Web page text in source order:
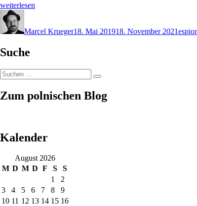
„Franz“
weiterlesen
Marcel Krueger18. Mai 201918. November 2021
Suche
Suchen
nach:
Suchen
Zum polnischen Blog
Kalender
August 2026
M D M D F S
S
1
2
3
4 5 6 7 8
9
10 11 12 13 14 15 16